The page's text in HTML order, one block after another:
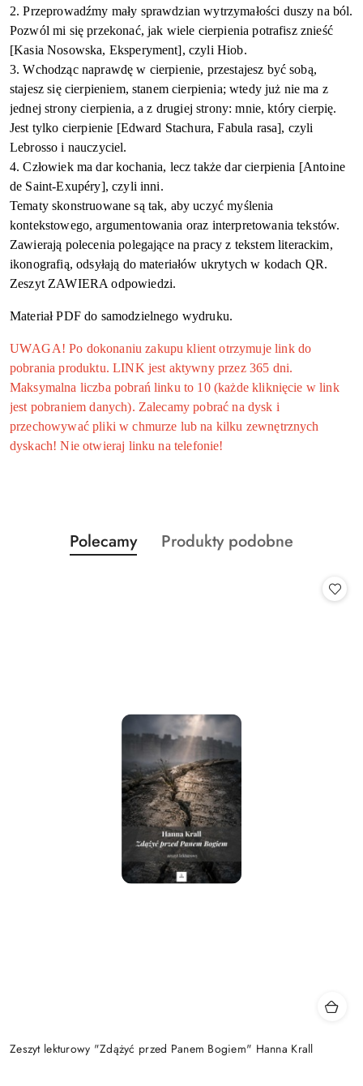
2.Przeprowadźmy mały sprawdzian wytrzymałości duszy na ból.
Pozwól mi się przekonać, jak wiele cierpienia potrafisz znieść
[Kasia Nosowska, Eksperyment], czyli Hiob.
3.Wchodząc naprawdę w cierpienie, przestajesz być sobą,
stajesz się cierpieniem, stanem cierpienia; wtedy już nie ma z
jednej strony cierpienia, a z drugiej strony: mnie, który cierpię.
Jest tylko cierpienie [Edward Stachura,Fabula rasa], czyli
Lebrossoi nauczyciel.
4.Człowiek ma dar kochania, lecz także dar cierpienia [Antoine
de Saint-Exupéry], czyli inni.
Tematy skonstruowane są tak, aby uczyć myślenia
kontekstowego, argumentowania oraz interpretowania tekstów.
Zawierają poleceniapolegające napracyz tekstem literackim,
ikonografią, odsyłają do materiałów ukrytych w kodach QR.
Zeszyt ZAWIERA odpowiedzi.
Materiał PDF do samodzielnego wydruku.
UWAGA! Po dokonaniu zakupu klient otrzymuje link do
pobrania produktu. LINK jest aktywny przez 365 dni.
Maksymalna liczba pobrań linku to 10 (każde kliknięcie w link
jest pobraniem danych). Zalecamy pobrać na dysk i
przechowywać pliki w chmurze lub na kilku zewnętrznych
dyskach! Nie otwieraj linku na telefonie!
Pomiń karuzelę produktów
Produkty
o
Polecamy
Produkty
Produkty podobne
Zeszyt lekturowy "Zdążyć przed Panem Bogiem" Hanna Krall